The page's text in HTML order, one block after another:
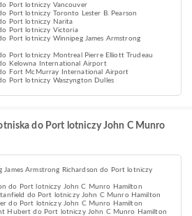
Port lotniczy Vancouver
Port lotniczy Toronto Lester B. Pearson
Port lotniczy Narita
Port lotniczy Victoria
Port lotniczy Winnipeg James Armstrong
Port lotniczy Montreal Pierre Elliott Trudeau
Kelowna International Airport
Fort McMurray International Airport
Port lotniczy Waszyngton Dulles
do Port lotniczy John C Munro
Armstrong Richardson do Port lotniczy
do Port lotniczy John C Munro Hamilton
do Port lotniczy John C Munro Hamilton
do Port lotniczy John C Munro Hamilton
Hubert do Port lotniczy John C Munro Hamilton